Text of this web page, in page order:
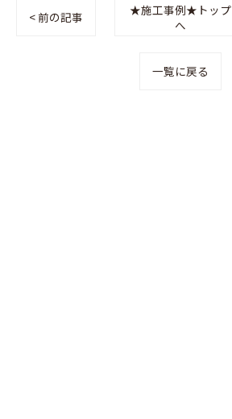
< 前の記事
★施工事例★トップ
へ
一覧に戻る